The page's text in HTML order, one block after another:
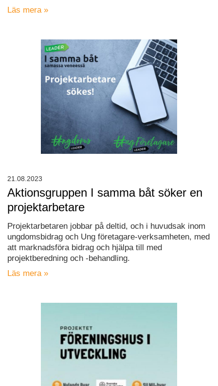
Läs mera »
Aktionsgruppen I samma båt söker en
projektarbetare
Projektarbetaren jobbar på deltid, och i huvudsak inom
ungdomsbidrag och Ung företagare-verksamheten, med
att marknadsföra bidrag och hjälpa till med
projektberedning och -behandling.
Läs mera »
21.08.2023